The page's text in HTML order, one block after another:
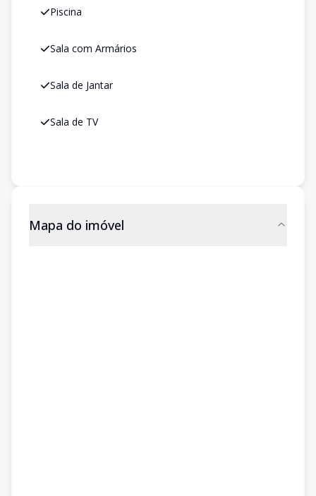
Piscina
Sala com Armários
Sala de Jantar
Sala de TV
Mapa do imóvel